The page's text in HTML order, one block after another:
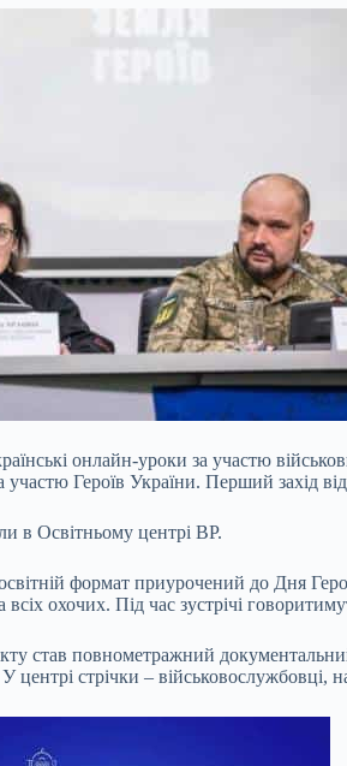
онлайн-уроки за участю
участю Героїв України. Перший захід
в Освітньому центрі ВР.
формат приурочений до Дня
всіх охочих. Під час зустрічі
став повнометражний
стрічки – військовослужбовці,